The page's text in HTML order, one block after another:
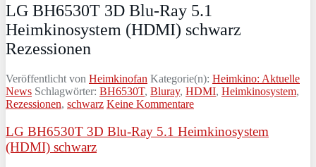
LG BH6530T 3D Blu-Ray 5.1
Heimkinosystem (HDMI) schwarz
Rezessionen
Veröffentlicht von Heimkinofan Kategorie(n): Heimkino: Aktuelle
News Schlagwörter: BH6530T, Bluray, HDMI, Heimkinosystem,
Rezessionen, schwarz Keine Kommentare
LG BH6530T 3D Blu-Ray 5.1 Heimkinosystem
(HDMI) schwarz